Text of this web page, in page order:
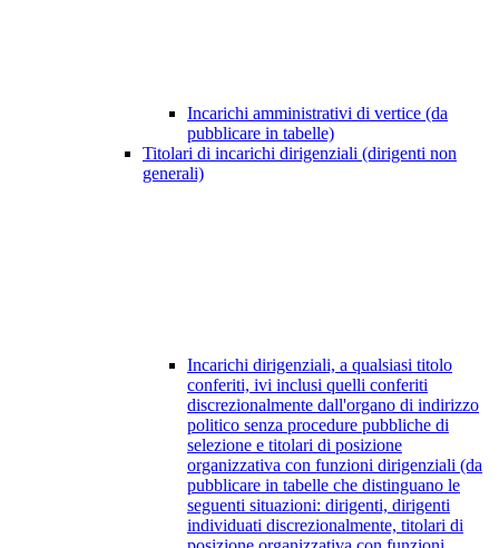
Incarichi amministrativi di vertice (da
pubblicare in tabelle)
Titolari di incarichi dirigenziali (dirigenti non
generali)
Incarichi dirigenziali, a qualsiasi titolo
conferiti, ivi inclusi quelli conferiti
discrezionalmente dall'organo di indirizzo
politico senza procedure pubbliche di
selezione e titolari di posizione
organizzativa con funzioni dirigenziali (da
pubblicare in tabelle che distinguano le
seguenti situazioni: dirigenti, dirigenti
individuati discrezionalmente, titolari di